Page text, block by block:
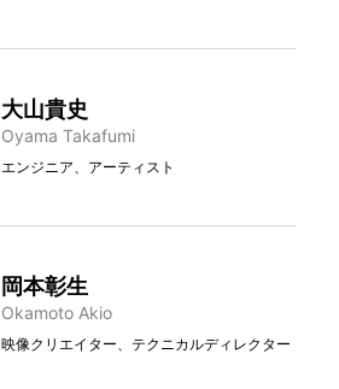
大山貴史
Oyama Takafumi
エンジニア、アーティスト
岡本彰生
Okamoto Akio
映像クリエイター、テクニカルディレクター